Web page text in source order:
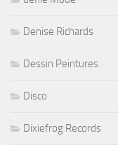
Denise Richards
Dessin Peintures
Disco
Dixiefrog Records